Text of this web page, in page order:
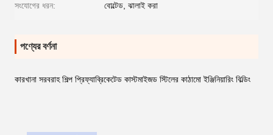
সংযোগের ধরন: বোল্টেড, ঝালাই করা
পণ্যের বর্ণনা
কারখানা সরবরাহ শিল্প প্রিফ্যাব্রিকেটেড কাস্টমাইজড স্টিলের কাঠামো ইঞ্জিনিয়ারিং বিল্ডিং